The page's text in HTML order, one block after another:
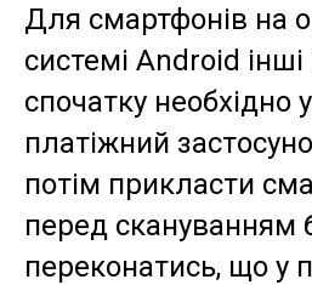
Для смартфонів на
системі Android інші
спочатку необхідно
платіжний
потім прикласти
перед скануванням
переконатись, що у